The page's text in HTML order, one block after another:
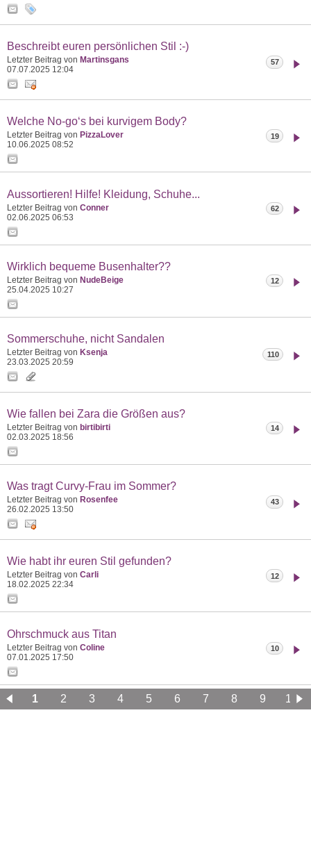
Beschreibt euren persönlichen Stil :-)
Letzter Beitrag von Martinsgans
07.07.2025 12:04
57
Welche No-go‘s bei kurvigem Body?
Letzter Beitrag von PizzaLover
10.06.2025 08:52
19
Aussortieren! Hilfe! Kleidung, Schuhe...
Letzter Beitrag von Conner
02.06.2025 06:53
62
Wirklich bequeme Busenhalter??
Letzter Beitrag von NudeBeige
25.04.2025 10:27
12
Sommerschuhe, nicht Sandalen
Letzter Beitrag von Ksenja
23.03.2025 20:59
110
Wie fallen bei Zara die Größen aus?
Letzter Beitrag von birtibirti
02.03.2025 18:56
14
Was tragt Curvy-Frau im Sommer?
Letzter Beitrag von Rosenfee
26.02.2025 13:50
43
Wie habt ihr euren Stil gefunden?
Letzter Beitrag von Carli
18.02.2025 22:34
12
Ohrschmuck aus Titan
Letzter Beitrag von Coline
07.01.2025 17:50
10
1 2 3 4 5 6 7 8 9
10